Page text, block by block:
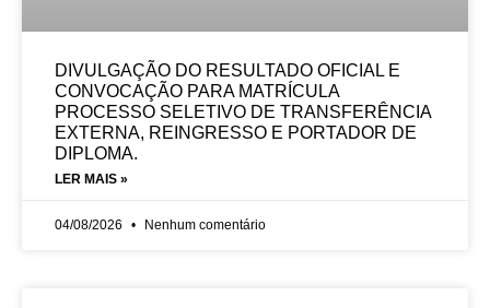
DIVULGAÇÃO DO RESULTADO OFICIAL E
CONVOCAÇÃO PARA MATRÍCULA
PROCESSO SELETIVO DE TRANSFERÊNCIA
EXTERNA, REINGRESSO E PORTADOR DE
DIPLOMA.
LER MAIS »
04/08/2026 Nenhum comentário